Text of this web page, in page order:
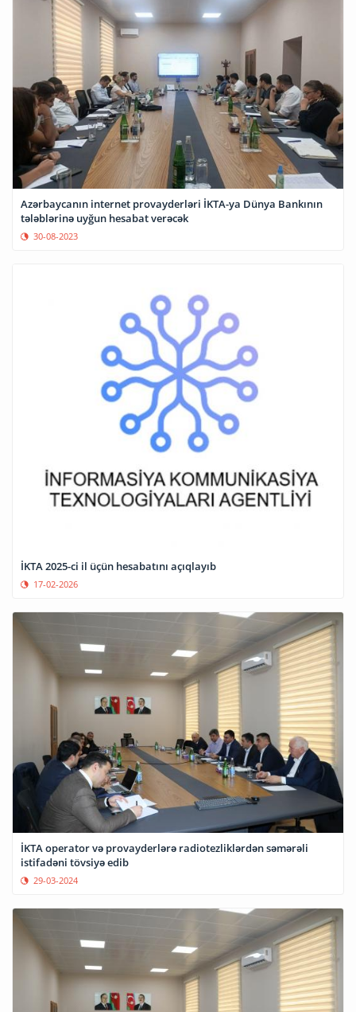
Azərbaycanın internet provayderləri İKTA-ya Dünya Bankının
tələblərinə uyğun hesabat verəcək
30-08-2023
İKTA 2025-ci il üçün hesabatını açıqlayıb
17-02-2026
İKTA operator və provayderlərə radiotezliklərdən səmərəli
istifadəni tövsiyə edib
29-03-2024